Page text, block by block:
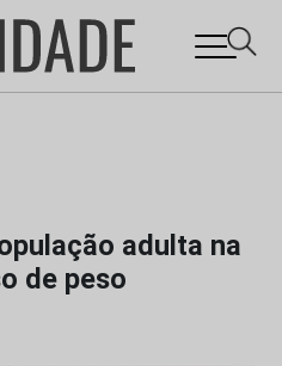
adulta na
de peso